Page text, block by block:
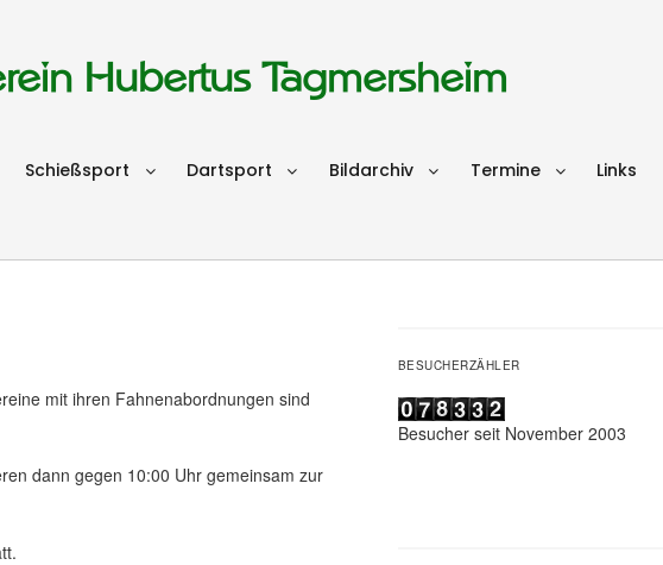
Hubertus Tagmersheim
Schießsport Dartsport Bildarchiv Termine Links
mit ihren Fahnenabordnungen sind
dann gegen 10:00 Uhr gemeinsam zur
BESUCHERZÄHLER
Besucher seit November 2003